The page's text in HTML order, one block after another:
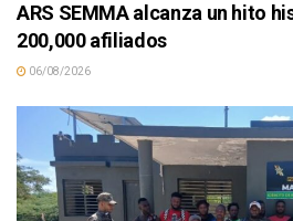
ARS SEMMA alcanza un hito
200,000 afiliados
06/08/2026